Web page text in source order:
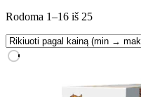
Rodoma 1–16 iš 25Rūšiuojama
kainą:
didelės